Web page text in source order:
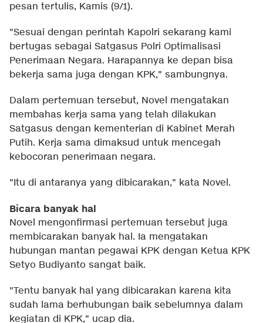
pesan tertulis, Kamis (9/1).
"Sesuai dengan perintah Kapolri sekarang kami
bertugas sebagai Satgasus Polri Optimalisasi
Penerimaan Negara. Harapannya ke depan bisa
bekerja sama juga dengan KPK," sambungnya.
Dalam pertemuan tersebut, Novel mengatakan
membahas kerja sama yang telah dilakukan
Satgasus dengan kementerian di Kabinet Merah
Putih. Kerja sama dimaksud untuk mencegah
kebocoran penerimaan negara.
"Itu di antaranya yang dibicarakan," kata Novel.
Bicara banyak hal
Novel mengonfirmasi pertemuan tersebut juga
membicarakan banyak hal. Ia mengatakan
hubungan mantan pegawai KPK dengan Ketua KPK
Setyo Budiyanto sangat baik.
"Tentu banyak hal yang dibicarakan karena kita
sudah lama berhubungan baik sebelumnya dalam
kegiatan di KPK," ucap dia.